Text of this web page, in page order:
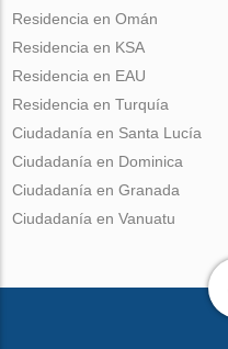
Residencia en Omán
Residencia en KSA
Residencia en EAU
Residencia en Turquía
Ciudadanía en Santa Lucía
Ciudadanía en Dominica
Ciudadanía en Granada
Ciudadanía en Vanuatu